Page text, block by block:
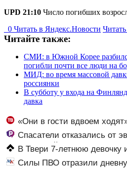
UPD 21:10 Число погибших
0 Читать в Яндекс.Новости
Читайте также:
СМИ: в Южной Корее
погибли почти все люди на
МИД: во время массовой
россиянки
В субботу у входа на
давка
«Они в гости вдвоем
журналистка подтвердила
Исаковой
Спасатели отказались от
Наговицыной с
В Твери 7-летнюю девочку
дверью автомобиля –
Силы ПВО отразили